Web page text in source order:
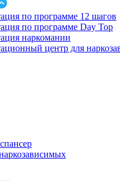
по программе 12 шагов
по программе Day Top
наркомании
центр для